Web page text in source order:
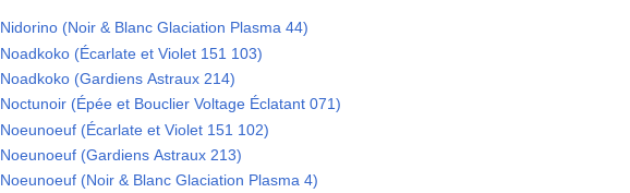
Nidorino (Noir & Blanc Glaciation Plasma 44)
Noadkoko (Écarlate et Violet 151 103)
Noadkoko (Gardiens Astraux 214)
Noctunoir (Épée et Bouclier Voltage Éclatant 071)
Noeunoeuf (Écarlate et Violet 151 102)
Noeunoeuf (Gardiens Astraux 213)
Noeunoeuf (Noir & Blanc Glaciation Plasma 4)